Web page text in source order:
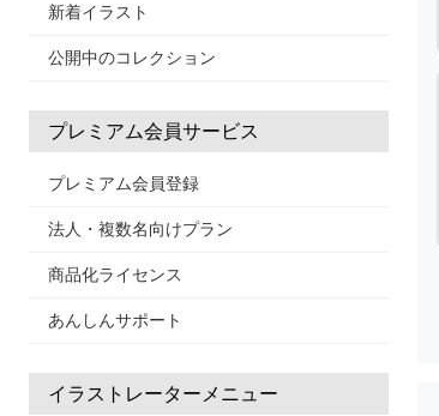
新着イラスト
公開中のコレクション
プレミアム会員サービス
プレミアム会員登録
法人・複数名向けプラン
商品化ライセンス
あんしんサポート
イラストレーターメニュー